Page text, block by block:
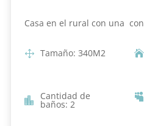
Casa en el rural con una
Tamaño: 340M2
Cantidad de
baños: 2